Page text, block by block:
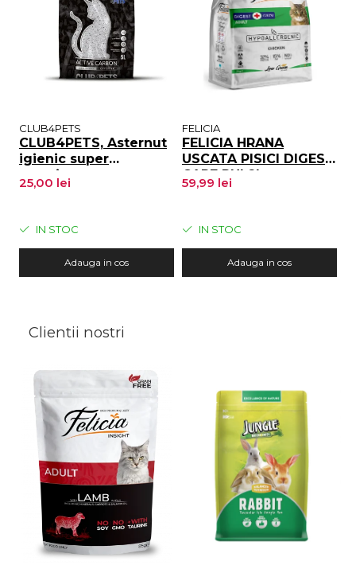
CLUB4PETS
CLUB4PETS, Asternut
igienic super
premium pentru
pisici, Active Carbon,
25,00 lei
IN STOC
Adauga in cos
FELICIA
FELICIA HRANA
USCATA PISICI DIGEST
CARE PUI 2kg
59,99 lei
IN STOC
Adauga in cos
Clientii nostri